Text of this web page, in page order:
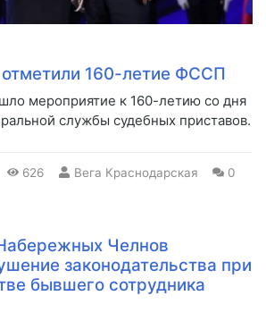
160-летие ФССП
мероприятие к 160-летию со дня
службы судебных приставов.
626 Вега Краснодарская 0
Челнов
законодательства при
бывшего сотрудника